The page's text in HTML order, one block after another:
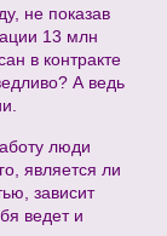
не показав
13 млн
в контракте
А ведь
люди
является ли
зависит
ведет и